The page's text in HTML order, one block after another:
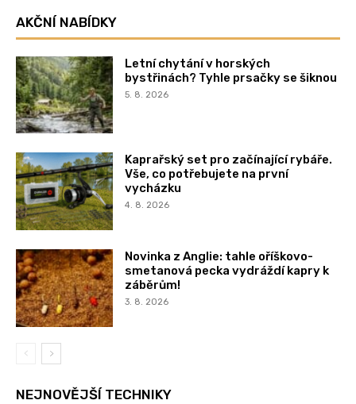
AKČNÍ NABÍDKY
Letní chytání v horských
bystřinách? Tyhle prsačky se šiknou
5. 8. 2026
Kaprařský set pro začínající rybáře.
Vše, co potřebujete na první
vycházku
4. 8. 2026
Novinka z Anglie: tahle oříškovo-
smetanová pecka vydráždí kapry k
záběrům!
3. 8. 2026
NEJNOVĚJŠÍ TECHNIKY